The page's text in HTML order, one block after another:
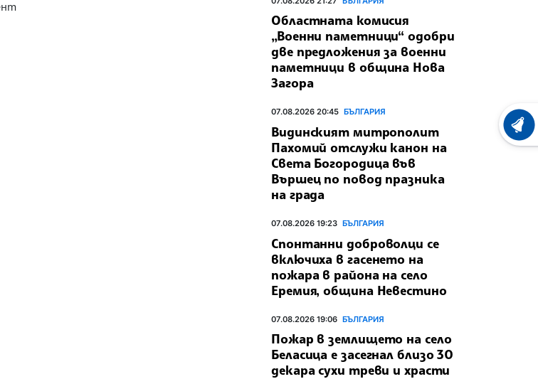
Областната комисия
„Военни паметници“ одобри
две предложения за военни
паметници в община Нова
Загора
07.08.2026 20:45 БЪЛГАРИЯ
Видинският митрополит
Пахомий отслужи канон на
Света Богородица във
Вършец по повод празника
на града
07.08.2026 19:23 БЪЛГАРИЯ
Спонтанни доброволци се
включиха в гасенето на
пожара в района на село
Еремия, община Невестино
07.08.2026 19:06 БЪЛГАРИЯ
Пожар в землището на село
Беласица е засегнал близо 30
декара сухи треви и храсти